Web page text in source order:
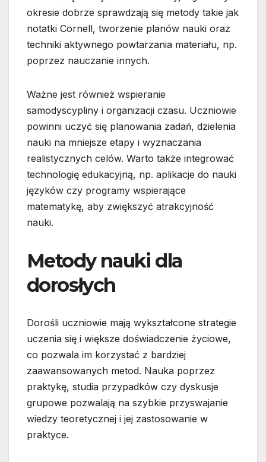
okresie dobrze sprawdzają się metody takie jak
notatki Cornell, tworzenie planów nauki oraz
techniki aktywnego powtarzania materiału, np.
poprzez nauczanie innych.
Ważne jest również wspieranie
samodyscypliny i organizacji czasu. Uczniowie
powinni uczyć się planowania zadań, dzielenia
nauki na mniejsze etapy i wyznaczania
realistycznych celów. Warto także integrować
technologię edukacyjną, np. aplikacje do nauki
języków czy programy wspierające
matematykę, aby zwiększyć atrakcyjność
nauki.
Metody nauki dla
dorosłych
Dorośli uczniowie mają wykształcone strategie
uczenia się i większe doświadczenie życiowe,
co pozwala im korzystać z bardziej
zaawansowanych metod. Nauka poprzez
praktykę, studia przypadków czy dyskusje
grupowe pozwalają na szybkie przyswajanie
wiedzy teoretycznej i jej zastosowanie w
praktyce.